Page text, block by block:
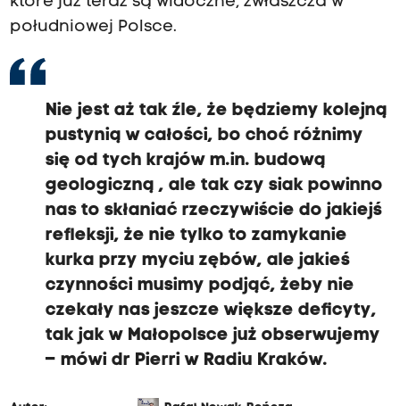
południowej Polsce.
Nie jest aż tak źle, że będziemy kolejną
pustynią w całości, bo choć różnimy
się od tych krajów m.in. budową
geologiczną , ale tak czy siak powinno
nas to skłaniać rzeczywiście do jakiejś
refleksji, że nie tylko to zamykanie
kurka przy myciu zębów, ale jakieś
czynności musimy podjąć, żeby nie
czekały nas jeszcze większe deficyty,
tak jak w Małopolsce już obserwujemy
– mówi dr Pierri w Radiu Kraków.